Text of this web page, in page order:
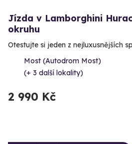
Jízda v Lamborghini
okruhu
Otestujte si jeden z nejluxusnějších
Most (Autodrom Most)
(+ 3 další lokality)
2 990 Kč